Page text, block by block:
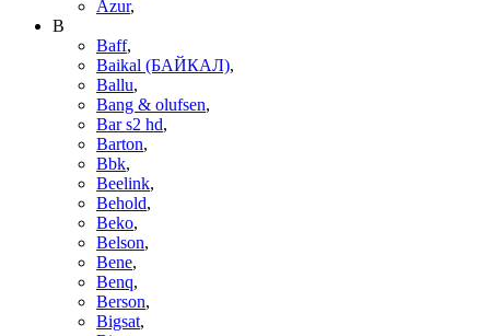
Azur,
B
Baff,
Baikal (БАЙКАЛ),
Ballu,
Bang & olufsen,
Bar s2 hd,
Barton,
Bbk,
Beelink,
Behold,
Beko,
Belson,
Bene,
Benq,
Berson,
Bigsat,